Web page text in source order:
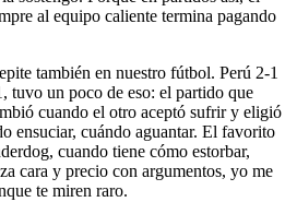
al equipo caliente termina pagando
también en nuestro fútbol. Perú 2-1
tuvo un poco de eso: el partido que
cuando el otro aceptó sufrir y eligió
ensuciar, cuándo aguantar. El favorito
cuando tiene cómo estorbar,
cara y precio con argumentos, yo me
te miren raro.